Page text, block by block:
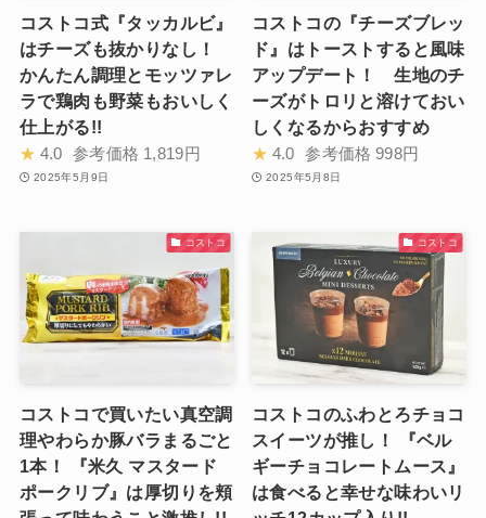
コストコ式『タッカルビ』
はチーズも抜かりなし！
かんたん調理とモッツァレ
ラで鶏肉も野菜もおいしく
仕上がる!!
★ 4.0 参考価格 1,819円
2025年5月9日
コストコの『チーズブレッ
ド』はトーストすると風味
アップデート！ 生地のチ
ーズがトロリと溶けておい
しくなるからおすすめ
★ 4.0 参考価格 998円
2025年5月8日
コストコ
コストコで買いたい真空調
理やわらか豚バラまるごと
1本！ 『米久 マスタード
ポークリブ』は厚切りを頬
コストコ
コストコのふわとろチョコ
スイーツが推し！ 『ベル
ギーチョコレートムース』
は食べると幸せな味わいリ